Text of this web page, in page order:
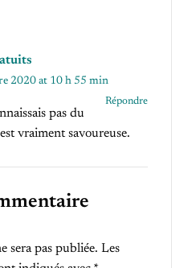
2020 at 10 h 55 min
Répondre
pas du
vraiment savoureuse.
sera pas publiée. Les